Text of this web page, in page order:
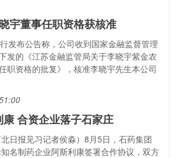
宇董事任职资格获核准
发布公告称，公司收到国家金融监督管理
发的《江苏金融监管局关于李晓宇紫金农
职资格的批复》，核准李晓宇先生本公司
合资企业落子石家庄
日报见习记者侯淼）8月5日，石药集团
名制药企业阿斯利康签署合作协议，双方